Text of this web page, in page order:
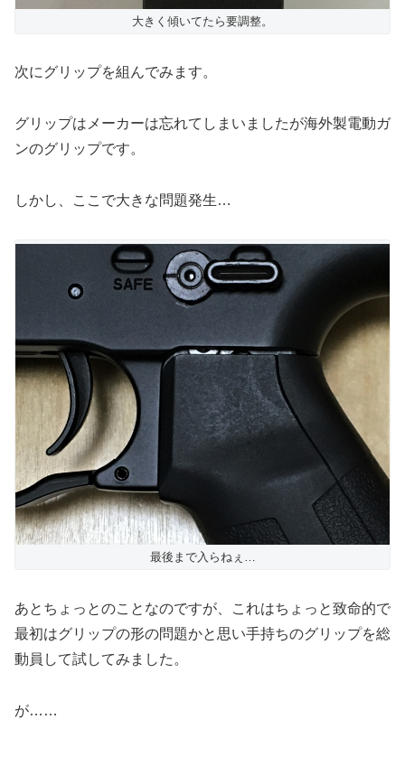
大きく傾いてたら要調整。
次にグリップを組んでみます。
グリップはメーカーは忘れてしまいましたが海外製電動ガ
ンのグリップです。
しかし、ここで大きな問題発生…
最後まで入らねぇ…
あとちょっとのことなのですが、これはちょっと致命的で
最初はグリップの形の問題かと思い手持ちのグリップを総
動員して試してみました。
が……